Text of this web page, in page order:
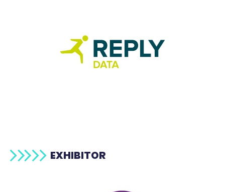
EXHIBITOR